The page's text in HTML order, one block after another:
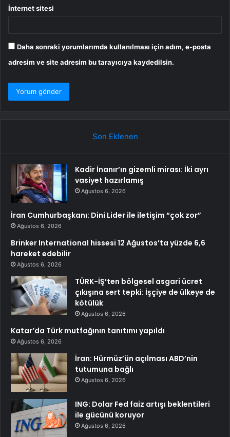
İnternet sitesi
Daha sonraki yorumlarımda kullanılması için adım, e-posta
adresim ve site adresim bu tarayıcıya kaydedilsin.
Son Eklenen
Kadir İnanır’ın gizemli mirası: İki ayrı
vasiyet hazırlamış
Ağustos 6, 2026
İran Cumhurbaşkanı: Dini Lider ile iletişim “çok zor”
Ağustos 6, 2026
Brinker International hissesi 12 Ağustos’ta yüzde 6,6
hareket edebilir
Ağustos 6, 2026
TÜRK-İŞ’ten bölgesel asgari ücret
çıkışına sert tepki: İşçiye de ülkeye de
kötülük
Ağustos 6, 2026
Katar’da Türk mutfağının tanıtımı yapıldı
Ağustos 6, 2026
İran: Hürmüz’ün açılması ABD’nin
tutumuna bağlı
Ağustos 6, 2026
ING: Dolar Fed faiz artışı beklentileri
ile gücünü koruyor
Ağustos 6, 2026